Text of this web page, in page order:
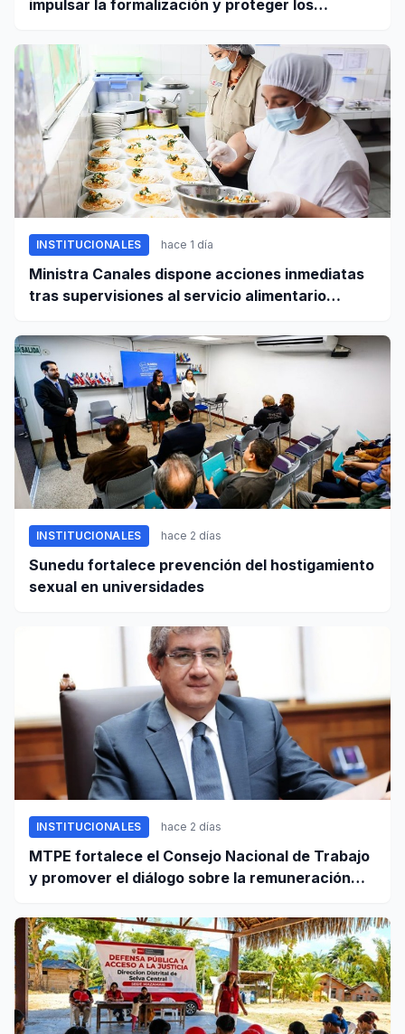
impulsar la formalización y proteger los
INSTITUCIONALES hace 1 día
Ministra Canales dispone acciones inmediatas
tras supervisiones al servicio alimentario
INSTITUCIONALES hace 2 días
Sunedu fortalece prevención del hostigamiento
sexual en universidades
INSTITUCIONALES hace 2 días
MTPE fortalece el Consejo Nacional de Trabajo
y promover el diálogo sobre la remuneración